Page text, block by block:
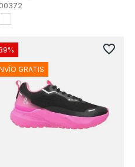
GRATIS
favorite_border